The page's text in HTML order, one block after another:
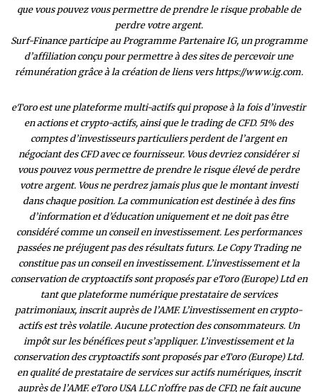
que vous pouvez vous permettre de prendre le risque probable de
perdre votre argent.
Surf-Finance participe au Programme Partenaire IG, un programme
d’affiliation conçu pour permettre à des sites de percevoir une
rémunération grâce à la création de liens vers https://www.ig.com.
eToro est une plateforme multi-actifs qui propose à la fois d’investir
en actions et crypto-actifs, ainsi que le trading de CFD. 51% des
comptes d’investisseurs particuliers perdent de l’argent en
négociant des CFD avec ce fournisseur. Vous devriez considérer si
vous pouvez vous permettre de prendre le risque élevé de perdre
votre argent. Vous ne perdrez jamais plus que le montant investi
dans chaque position. La communication est destinée à des fins
d’information et d’éducation uniquement et ne doit pas être
considéré comme un conseil en investissement. Les performances
passées ne préjugent pas des résultats futurs. Le Copy Trading ne
constitue pas un conseil en investissement. L’investissement et la
conservation de cryptoactifs sont proposés par eToro (Europe) Ltd en
tant que plateforme numérique prestataire de services
patrimoniaux, inscrit auprès de l’AMF. L’investissement en crypto-
actifs est très volatile. Aucune protection des consommateurs. Un
impôt sur les bénéfices peut s’appliquer. L’investissement et la
conservation des cryptoactifs sont proposés par eToro (Europe) Ltd.
en qualité de prestataire de services sur actifs numériques, inscrit
auprès de l’AMF. eToro USA LLC n’offre pas de CFD, ne fait aucune